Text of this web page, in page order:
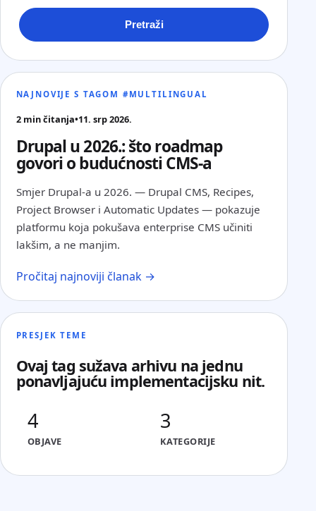
Pretraži
NAJNOVIJE S TAGOM #MULTILINGUAL
2 min čitanja•11. srp 2026.
Drupal u 2026.: što roadmap
govori o budućnosti CMS-a
Smjer Drupal-a u 2026. — Drupal CMS, Recipes,
Project Browser i Automatic Updates — pokazuje
platformu koja pokušava enterprise CMS učiniti
lakšim, a ne manjim.
Pročitaj najnoviji članak →
PRESJEK TEME
Ovaj tag sužava arhivu na jednu
ponavljajuću implementacijsku nit.
4
OBJAVE
3
KATEGORIJE